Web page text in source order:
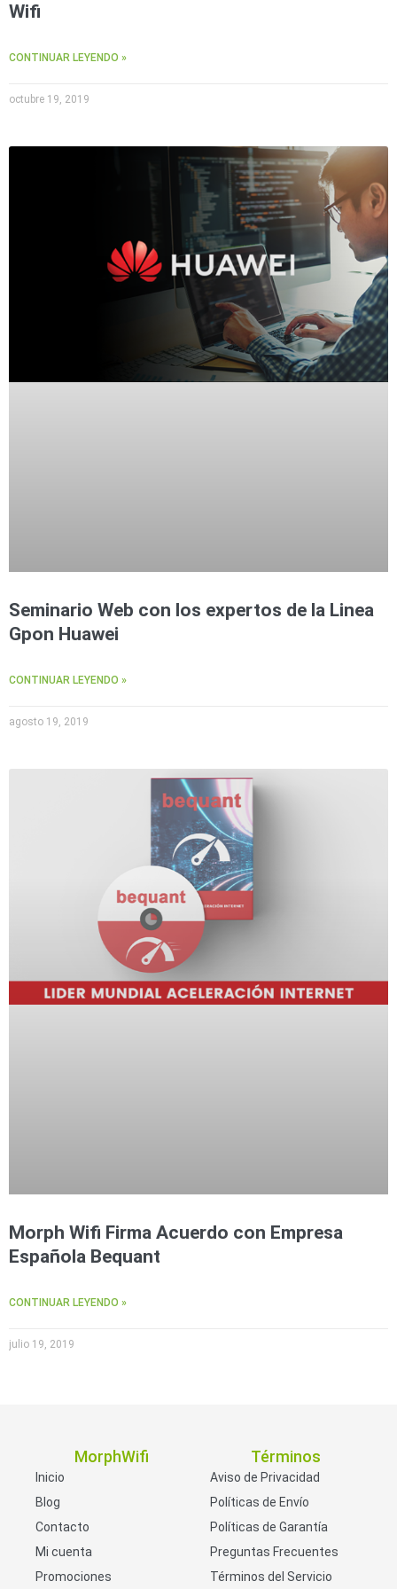
Wifi
CONTINUAR LEYENDO »
octubre 19, 2019
Seminario Web con los expertos de la Linea
Gpon Huawei
CONTINUAR LEYENDO »
agosto 19, 2019
Morph Wifi Firma Acuerdo con Empresa
Española Bequant
CONTINUAR LEYENDO »
julio 19, 2019
MorphWifi
Inicio
Blog
Contacto
Mi cuenta
Promociones
Términos
Aviso de Privacidad
Políticas de Envío
Políticas de Garantía
Preguntas Frecuentes
Términos del Servicio